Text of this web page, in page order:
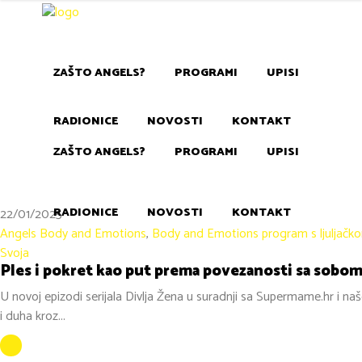
ZAŠTO ANGELS? PROGRAMI UPISI
RADIONICE NOVOSTI KONTAKT
ZAŠTO ANGELS? PROGRAMI UPISI
RADIONICE NOVOSTI KONTAKT
22/01/2025
Angels Body and Emotions, Body and Emotions program s
Svoja
Ples i pokret kao put prema povezanosti sa sobom
U novoj epizodi serijala Divlja Žena u suradnji sa Supermame.hr i
i duha kroz...